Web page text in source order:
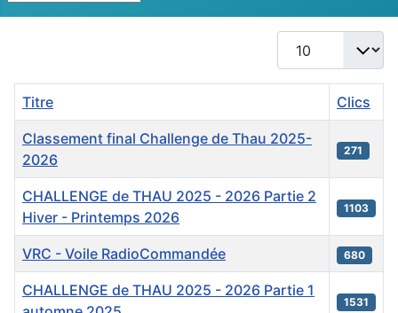
Afficher #
Titre Clics
Classement final Challenge de Thau 2025-
2026
271
CHALLENGE de THAU 2025 - 2026 Partie 2
Hiver - Printemps 2026
1103
VRC - Voile RadioCommandée 680
CHALLENGE de THAU 2025 - 2026 Partie 1
1531